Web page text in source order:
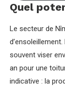
Quel
Le secteur de
souvent viser
an pour une
indicative : la